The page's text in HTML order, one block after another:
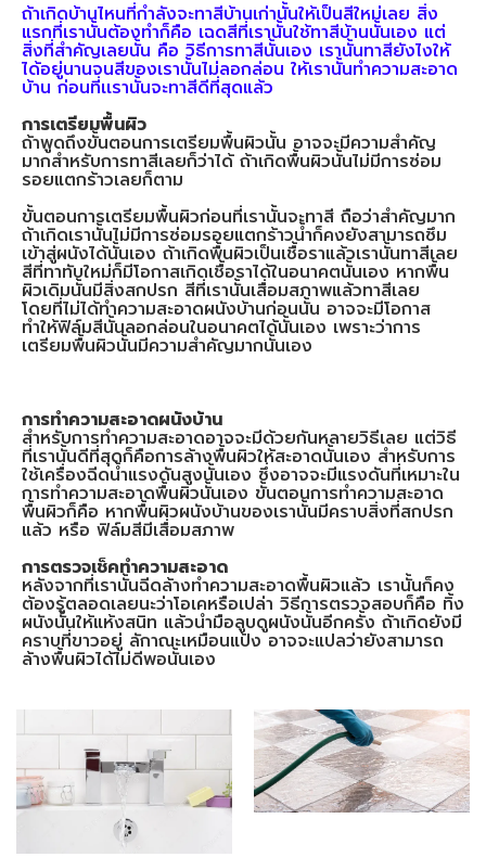
ถ้าเกิดบ้านไหนที่กำลังจะทาสีบ้านเก่านั้นให้เป็นสีใหม่เลย สิ่ง
แรกที่เรานั้นต้องทำก็คือ เฉดสีที่เรานั้นใช้ทาสีบ้านนั้นเอง แต่
สิ่งที่สำคัญเลยนั้น คือ วิธีการทาสีนั้นเอง เรานั้นทาสียังไงให้
ได้อยู่นานจนสีของเรานั้นไม่ลอกล่อน ให้เรานั้นทำความสะอาด
บ้าน ก่อนที่เเรานั้นจะทาสีดีที่สุดแล้ว
การเตรียมพื้นผิว
ถ้าพูดถึงขั้นตอนการเตรียมพื้นผิวนั้น อาจจะมีความสำคัญ
มากสำหรับการทาสีเลยก็ว่าได้ ถ้าเกิดพื้นผิวนั้นไม่มีการซ่อม
รอยแตกร้าวเลยก็ตาม
ขั้นตอนการเตรียมพื้นผิวก่อนที่เรานั้นจะทาสี ถือว่าสำคัญมาก
ถ้าเกิดเรานั้นไม่มีการซ่อมรอยแตกร้าวน้ำก็คงยังสามารถซึม
เข้าสู่ผนังได้นั้นเอง ถ้าเกิดพื้นผิวเป็นเชื้อราแล้วเรานั้นทาสีเลย
สีที่ทาทับใหม่ก็มีโอกาสเกิดเชื้อราได้ในอนาคตนั้นเอง หากพื้น
ผิวเดิมนั้นมีสิ่งสกปรก สีที่เรานั้นเสื่อมสภาพแล้วทาสีเลย
โดยที่ไม่ได้ทำความสะอาดผนังบ้านก่อนนั้น อาจจะมีโอกาส
ทำให้ฟิล์มสีนั้นลอกล่อนในอนาคตได้นั้นเอง เพราะว่าการ
เตรียมพื้นผิวนั้นมีความสำคัญมากนั้นเอง
การทำความสะอาดผนังบ้าน
สำหรับการทำความสะอาดอาจจะมีด้วยกันหลายวิธีเลย แต่วิธี
ที่เรานั้นดีที่สุดก็คือการล้างพื้นผิวให้สะอาดนั้นเอง สำหรับการ
ใช้เครื่องฉีดน้ำแรงดันสูงนั้นเอง ซึ่งอาจจะมีแรงดันที่เหมาะใน
การทำความสะอาดพื้นผิวนั้นเอง ขั้นตอนการทำความสะอาด
พื้นผิวก็คือ หากพื้นผิวผนังบ้านของเรานั้นมีคราบสิ่งที่สกปรก
แล้ว หรือ ฟิล์มสีมีเสื่อมสภาพ
การตรวจเช็คทำความสะอาด
หลังจากที่เรานั้นฉีดล้างทำความสะอาดพื้นผิวแล้ว เรานั้นก็คง
ต้องรู้ตลอดเลยนะว่าโอเคหรือเปล่า วิธีการตรวจสอบก็คือ ทิ้ง
ผนังนั้นให้แห้งสนิท แล้วนำมือลูบดูผนังนั้นอีกครั้ง ถ้าเกิดยังมี
คราบที่ขาวอยู่ ลักาณะเหมือนแป้ง อาจจะแปลว่ายังสามารถ
ล้างพื้นผิวได้ไม่ดีพอนั้นเอง